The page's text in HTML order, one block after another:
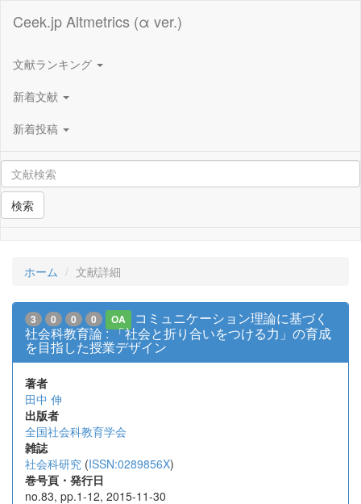
Ceek.jp Altmetrics (α ver.)
文献ランキング
新着文献
新着投稿
検索
ホーム 文献詳細
3 0 0 0 OA
コミュニケーション理論に基づく
社会科教育論 : 「社会と折り合いをつける力」の育成
を目指した授業デザイン
著者
田中 伸
出版者
全国社会科教育学会
雑誌
社会科研究 (ISSN:0289856X)
巻号頁・発行日
no.83, pp.1-12, 2015-11-30